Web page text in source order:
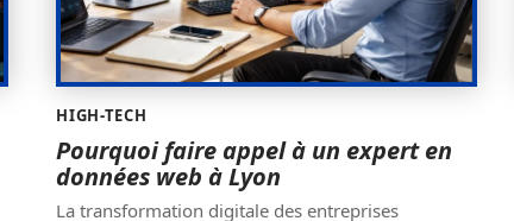
HIGH-TECH
Pourquoi faire appel à un expert en
données web à Lyon
La transformation digitale des entreprises